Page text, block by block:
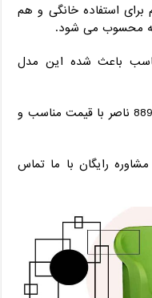
استفاده خانگی و هم
محسوب می ‌شود.
باعث شده این مدل
همین حالا برای خرید صندلی پلاستیکی 889 ناصر با قیمت مناسب و
رایگان با ما تماس